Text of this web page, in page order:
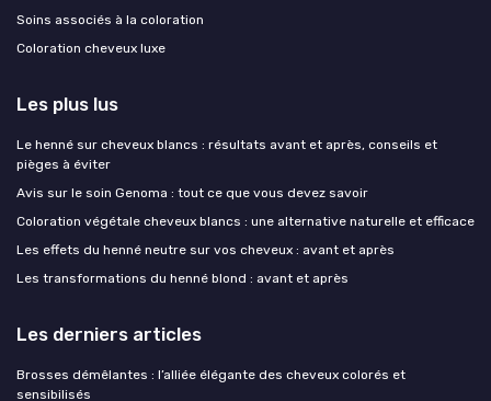
Soins associés à la coloration
Coloration cheveux luxe
Les plus lus
Le henné sur cheveux blancs : résultats avant et après, conseils et
pièges à éviter
Avis sur le soin Genoma : tout ce que vous devez savoir
Coloration végétale cheveux blancs : une alternative naturelle et efficace
Les effets du henné neutre sur vos cheveux : avant et après
Les transformations du henné blond : avant et après
Les derniers articles
Brosses démêlantes : l’alliée élégante des cheveux colorés et
sensibilisés